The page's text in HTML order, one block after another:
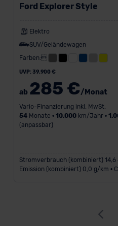
Ford Explorer Style
Elektro
SUV/Geländewagen
Farben:
UVP: 39.900 €
ab 285 €/Monat
Vario-Finanzierung inkl. MwSt.
54Monate • 10.000km/Jahr •
(anpassbar)
Stromverbrauch (kombiniert) 14,6
Emission (kombiniert) 0,0 g/km •